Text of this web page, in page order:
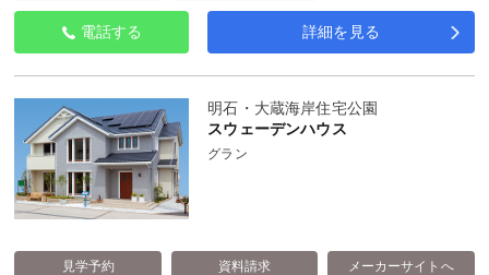
電話する 詳細を見る
明石・大蔵海岸住宅公園
スウェーデンハウス
グラン
見学予約 資料請求 メーカーサイトへ